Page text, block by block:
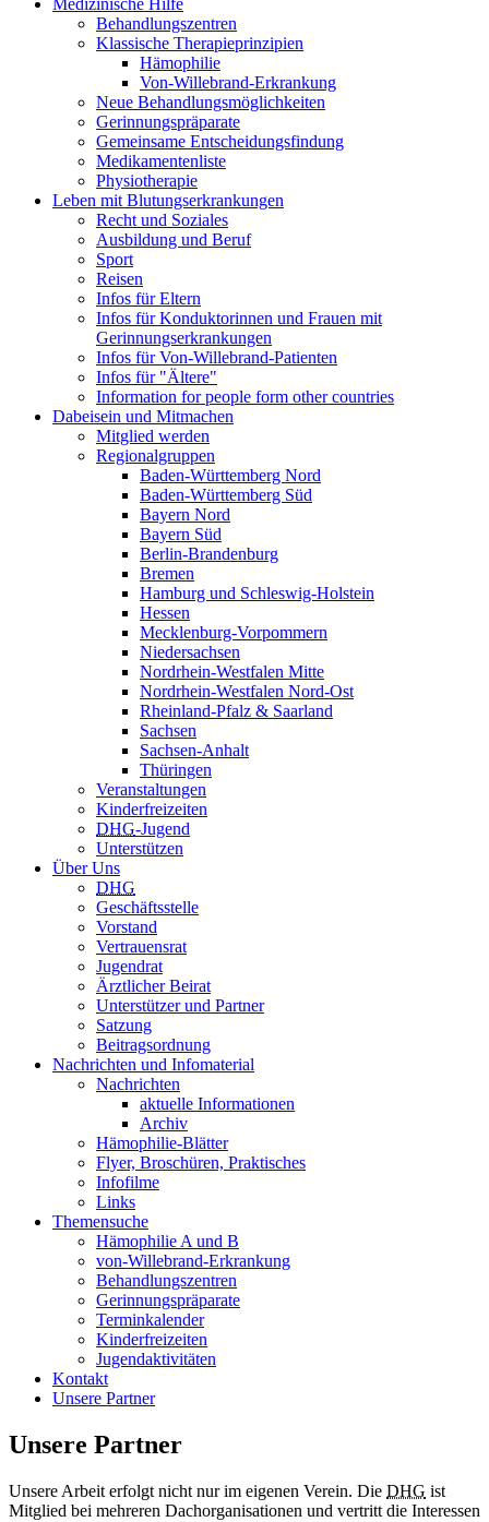
Behandlungszentren
Klassische Therapieprinzipien
Hämophilie
Von-Willebrand-Erkrankung
Neue Behandlungsmöglichkeiten
Gerinnungspräparate
Gemeinsame Entscheidungsfindung
Medikamentenliste
Physiotherapie
Leben mit Blutungserkrankungen
Recht und Soziales
Ausbildung und Beruf
Sport
Reisen
Infos für Eltern
Infos für Konduktorinnen und Frauen mit
Gerinnungserkrankungen
Infos für Von-Willebrand-Patienten
Infos für "Ältere"
Information for people form other countries
Dabeisein und Mitmachen
Mitglied werden
Regionalgruppen
Baden-Württemberg Nord
Baden-Württemberg Süd
Bayern Nord
Bayern Süd
Berlin-Brandenburg
Bremen
Hamburg und Schleswig-Holstein
Hessen
Mecklenburg-Vorpommern
Niedersachsen
Nordrhein-Westfalen Mitte
Nordrhein-Westfalen Nord-Ost
Rheinland-Pfalz & Saarland
Sachsen
Sachsen-Anhalt
Thüringen
Veranstaltungen
Kinderfreizeiten
DHG-Jugend
Unterstützen
Über Uns
DHG
Geschäftsstelle
Vorstand
Vertrauensrat
Jugendrat
Ärztlicher Beirat
Unterstützer und Partner
Satzung
Beitragsordnung
Nachrichten und Infomaterial
Nachrichten
aktuelle Informationen
Archiv
Hämophilie-Blätter
Flyer, Broschüren, Praktisches
Infofilme
Links
Themensuche
Hämophilie A und B
von-Willebrand-Erkrankung
Behandlungszentren
Gerinnungspräparate
Terminkalender
Kinderfreizeiten
Jugendaktivitäten
Kontakt
Unsere Partner
Unsere Partner
Unsere Arbeit erfolgt nicht nur im eigenen Verein. Die DHG ist
Mitglied bei mehreren Dachorganisationen und vertritt die Interessen